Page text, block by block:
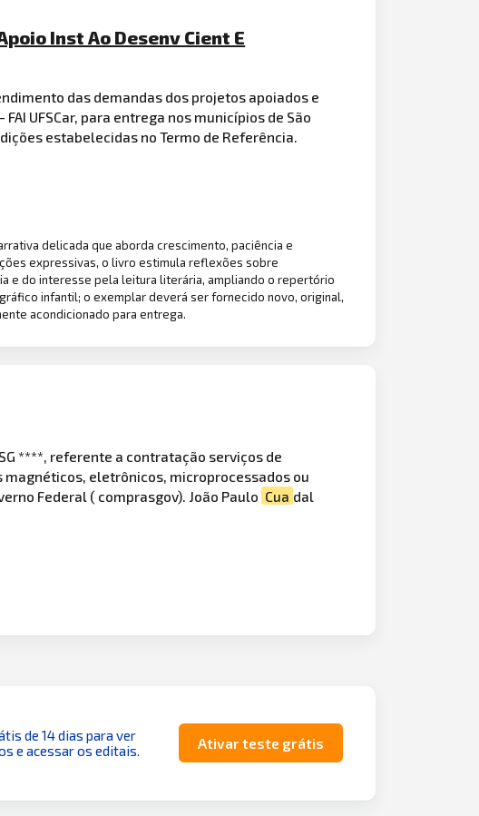
Inst Ao Desenv Cient E
das demandas dos projetos apoiados e
- FAI UFSCar, para entrega nos municípios de São
estabelecidas no Termo de Referência.
delicada que aborda crescimento, paciência e
expressivas, o livro estimula reflexões sobre
e do interesse pela leitura literária, ampliando o repertório
infantil; o exemplar deverá ser fornecido novo, original,
acondicionado para entrega.
****, referente a contratação serviços de
eletrônicos, microprocessados ou
Federal ( comprasgov). João Paulo Cua dal
de 14 dias para ver
e acessar os editais.
Ativar teste grátis